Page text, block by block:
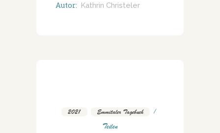
Autor: Kathrin Christeler
2021 Emmitaler Tagebuch
Teilen